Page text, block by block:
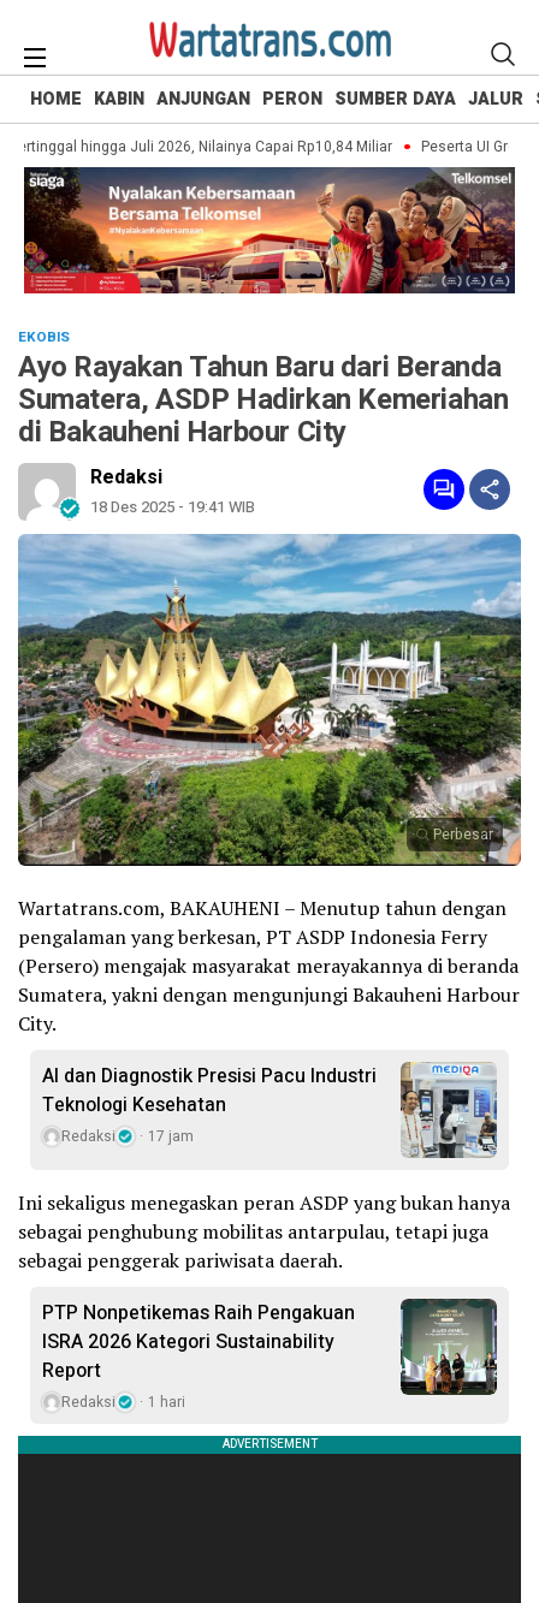
HOME KABIN ANJUNGAN PERON SUMBER DAYA JALUR
hingga Juli 2026, Nilainya Capai Rp10,84 Miliar Peserta UI Green
EKOBIS
Ayo Rayakan Tahun Baru dari Beranda
Sumatera, ASDP Hadirkan Kemeriahan
di Bakauheni Harbour City
Redaksi
18 Des 2025 - 19:41 WIB
Perbesar
Wartatrans.com, BAKAUHENI – Menutup tahun dengan
pengalaman yang berkesan, PT ASDP Indonesia Ferry
(Persero) mengajak masyarakat merayakannya di beranda
Sumatera, yakni dengan mengunjungi Bakauheni Harbour
City.
AI dan Diagnostik Presisi Pacu Industri
Teknologi Kesehatan
Redaksi 17 jam
Ini sekaligus menegaskan peran ASDP yang bukan hanya
sebagai penghubung mobilitas antarpulau, tetapi juga
sebagai penggerak pariwisata daerah.
PTP Nonpetikemas Raih Pengakuan
ISRA 2026 Kategori Sustainability
Report
Redaksi 1 hari